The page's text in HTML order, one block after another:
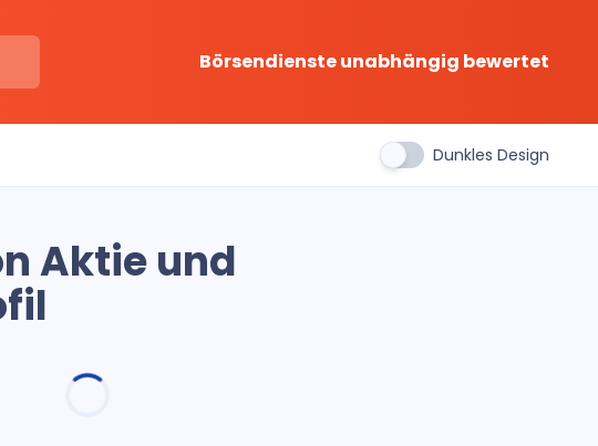
Börsendienste unabhängig bewertet
Dunkles Design
Aktie und